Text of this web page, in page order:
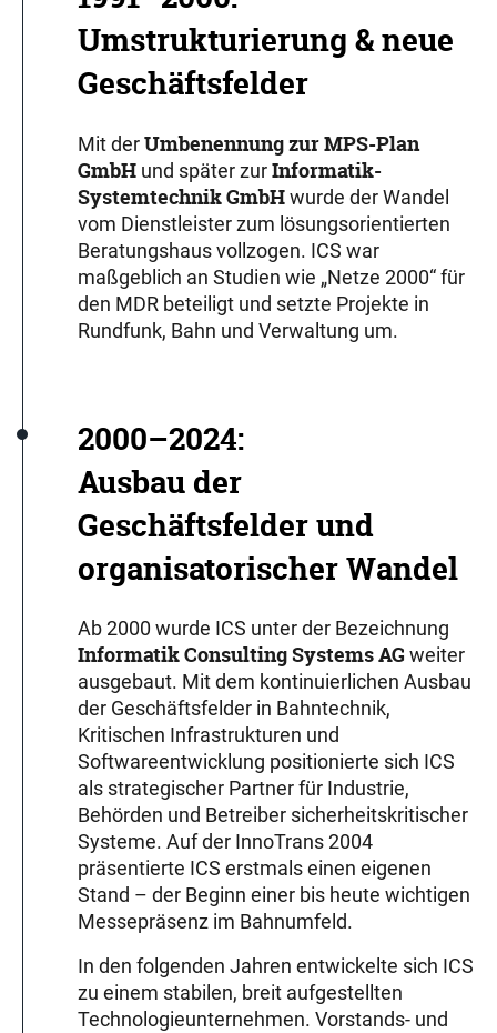
Umstrukturierung & neue
Geschäftsfelder
Mit derUmbenennung zur MPS-Plan
GmbH und später zurInformatik-
Systemtechnik GmbHwurde der Wandel
vom Dienstleister zum lösungsorientierten
Beratungshaus vollzogen. ICS war
maßgeblich an Studien wie „Netze 2000“ für
den MDR beteiligt und setzte Projekte in
Rundfunk, Bahn und Verwaltung um.
2000–2024:
Ausbau der
Geschäftsfelder und
organisatorischer Wandel
Ab 2000 wurde ICS unter der Bezeichnung
Informatik Consulting Systems AG weiter
ausgebaut. Mit dem kontinuierlichen Ausbau
der Geschäftsfelder in Bahntechnik,
Kritischen Infrastrukturen und
Softwareentwicklung positionierte sich ICS
als strategischer Partner für Industrie,
Behörden und Betreiber sicherheitskritischer
Systeme. Auf der InnoTrans 2004
präsentierte ICS erstmals einen eigenen
Stand – der Beginn einer bis heute wichtigen
Messepräsenz im Bahnumfeld.
In den folgenden Jahren entwickelte sich ICS
zu einem stabilen, breit aufgestellten
Technologieunternehmen. Vorstands- und